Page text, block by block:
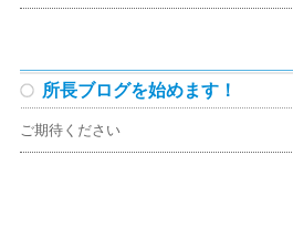
所長ブログを始めます！
ご期待ください